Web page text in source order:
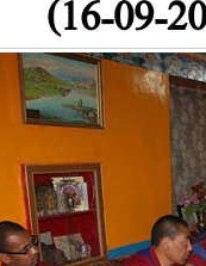
(16-09-